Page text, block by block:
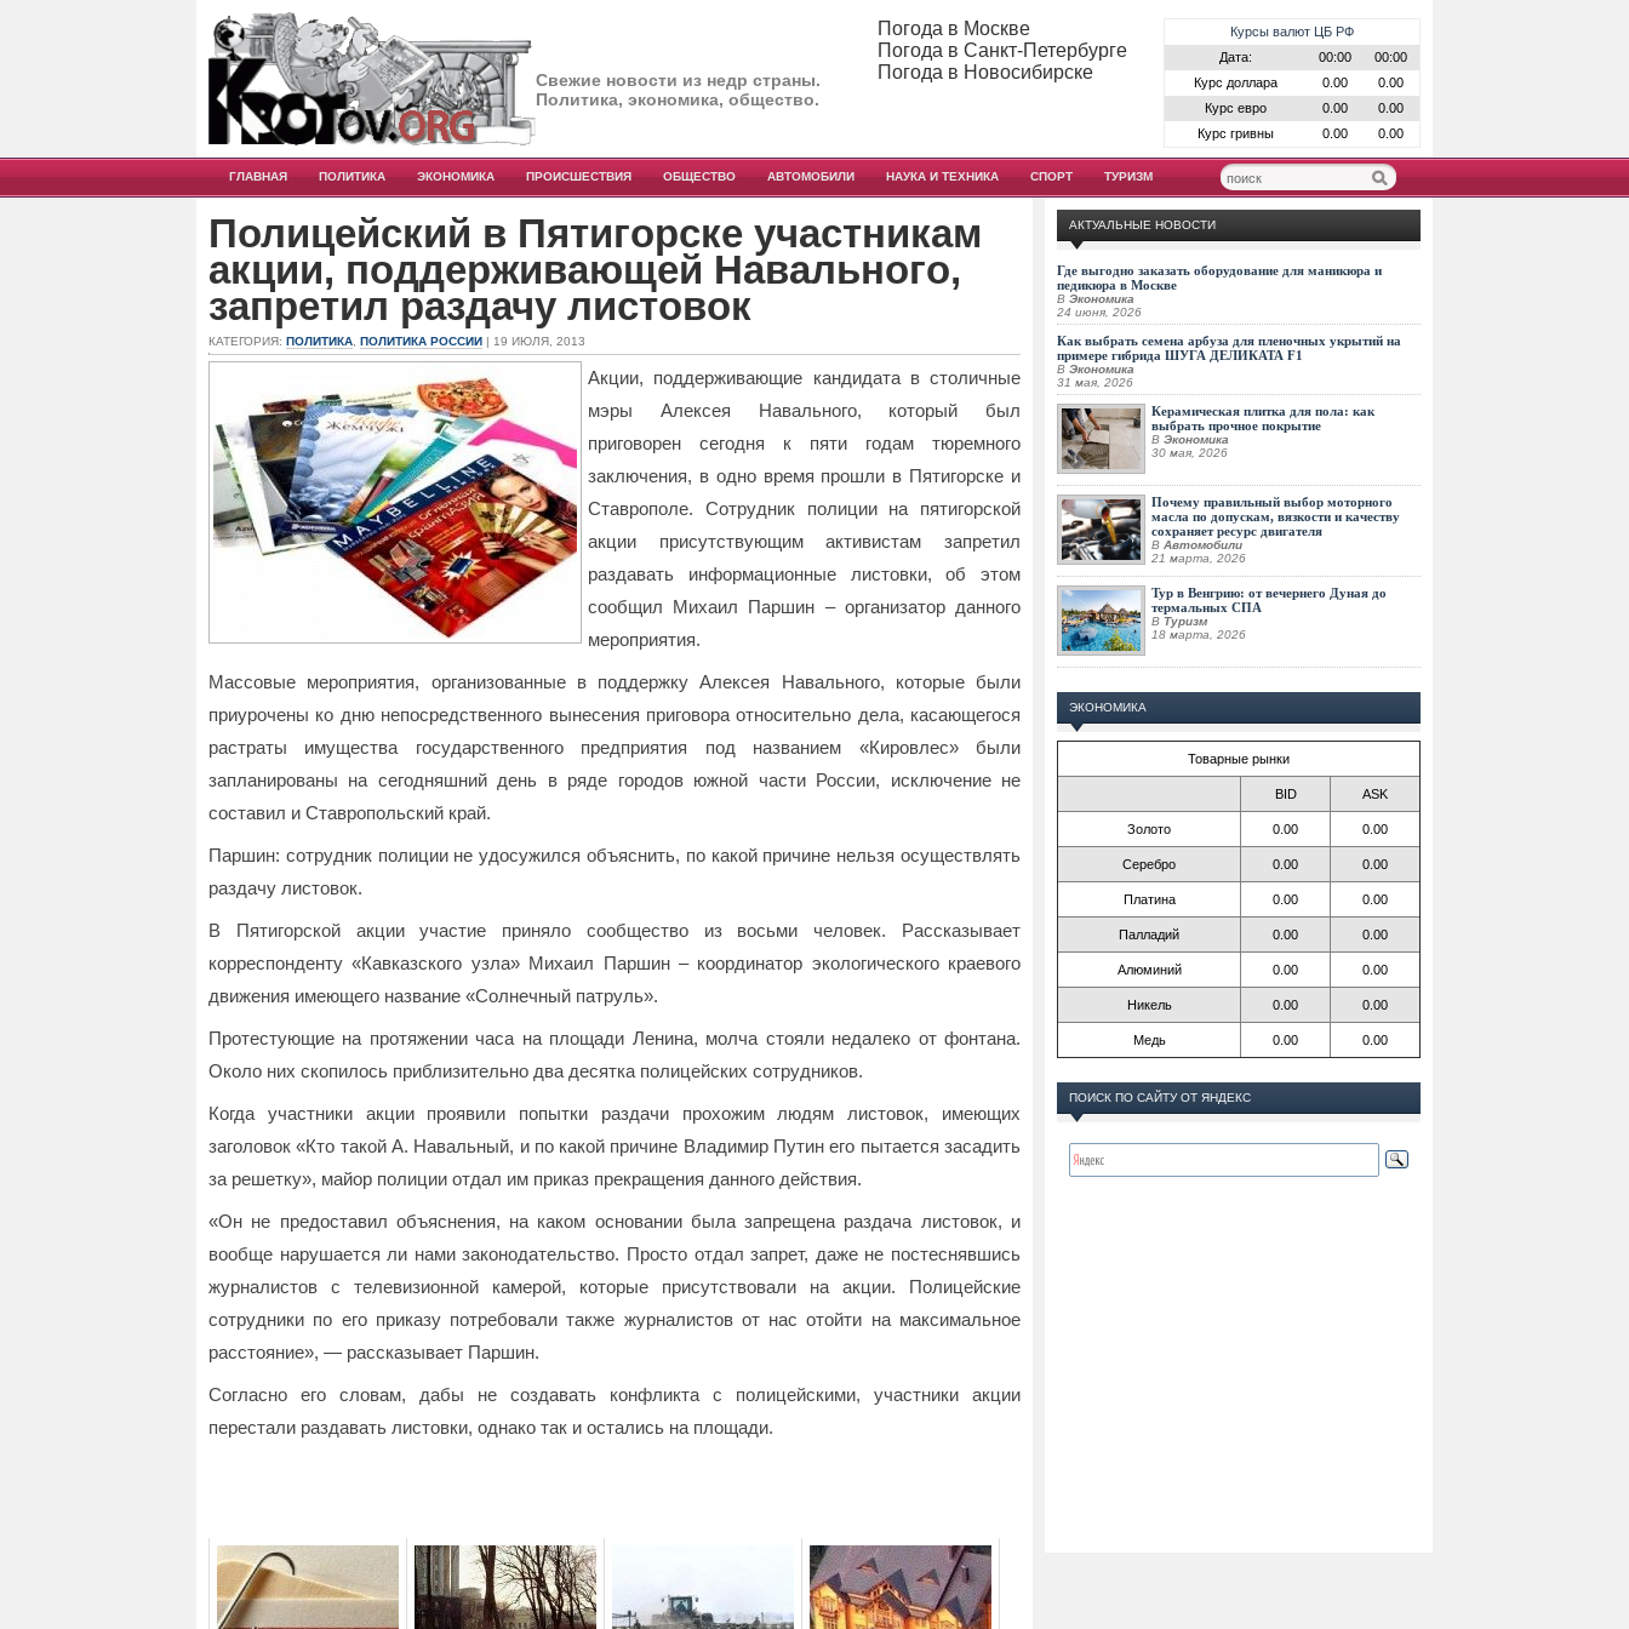
Свежие новости из недр страны.
Политика, экономика, общество.
Курсы валют ЦБ РФ
Дата:
00:00
00:00
Курс доллара
0.00
0.00
Курс евро
0.00
0.00
Курс гривны
0.00 0.00
Погода в Москве
Погода в Санкт-Петербурге
Погода в Новосибирске
ГЛАВНАЯ ПОЛИТИКА ЭКОНОМИКА ПРОИСШЕСТВИЯ ОБЩЕСТВО АВТОМОБИЛИ НАУКА И ТЕХНИКА СПОРТ ТУРИЗМ
Полицейский в Пятигорске участникам
акции, поддерживающей Навального,
запретил раздачу листовок
КАТЕГОРИЯ: ПОЛИТИКА ПОЛИТИКА РОССИИ | 19 ИЮЛЯ, 2013
Акции, поддерживающие кандидата в столичные
мэры Алексея Навального, который был
приговорен сегодня к пяти годам тюремного
заключения, в одно время прошли в Пятигорске и
Ставрополе. Сотрудник полиции на пятигорской
акции присутствующим активистам запретил
раздавать информационные листовки, об этом
сообщил Михаил Паршин – организатор данного
мероприятия.
Массовые мероприятия, организованные в поддержку Алексея Навального, которые были
приурочены ко дню непосредственного вынесения приговора относительно дела, касающегося
растраты имущества государственного предприятия под названием «Кировлес» были
запланированы на сегодняшний день в ряде городов южной части России, исключение не
составил и Ставропольский край.
Паршин: сотрудник полиции не удосужился объяснить, по какой причине нельзя осуществлять
раздачу листовок.
В Пятигорской акции участие приняло сообщество из восьми человек. Рассказывает
корреспонденту «Кавказского узла» Михаил Паршин – координатор экологического краевого
движения имеющего название «Солнечный патруль».
Протестующие на протяжении часа на площади Ленина, молча стояли недалеко от фонтана.
Около них скопилось приблизительно два десятка полицейских сотрудников.
Когда участники акции проявили попытки раздачи прохожим людям листовок, имеющих
заголовок «Кто такой А. Навальный, и по какой причине Владимир Путин его пытается засадить
за решетку», майор полиции отдал им приказ прекращения данного действия.
«Он не предоставил объяснения, на каком основании была запрещена раздача листовок, и
вообще нарушается ли нами законодательство. Просто отдал запрет, даже не постеснявшись
журналистов с телевизионной камерой, которые присутствовали на акции. Полицейские
сотрудники по его приказу потребовали также журналистов от нас отойти на максимальное
расстояние», — рассказывает Паршин.
Согласно его словам, дабы не создавать конфликта с полицейскими, участники акции
перестали раздавать листовки, однако так и остались на площади.
АКТУАЛЬНЫЕ НОВОСТИ
Где выгодно заказать оборудование для маникюра и
педикюра в Москве
В Экономика
24 июня, 2026
Как выбрать семена арбуза для пленочных укрытий на
примере гибрида ШУГА ДЕЛИКАТА F1
В Экономика
31 мая, 2026
Керамическая плитка для пола: как
выбрать прочное покрытие
В Экономика
30 мая, 2026
Почему правильный выбор моторного
масла по допускам, вязкости и качеству
сохраняет ресурс двигателя
В Автомобили
21 марта, 2026
Тур в Венгрию: от вечернего Дуная до
термальных СПА
В Туризм
18 марта, 2026
ЭКОНОМИКА
Товарные рынки
BID ASK
Золото 0.00 0.00
Серебро 0.00 0.00
Платина 0.00 0.00
Палладий 0.00 0.00
Алюминий 0.00 0.00
Никель 0.00 0.00
Медь 0.00 0.00
ПОИСК ПО САЙТУ ОТ ЯНДЕКС